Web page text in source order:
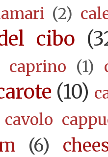
(2)
cibo
caprino (1)
(10)
cavolo
(6)